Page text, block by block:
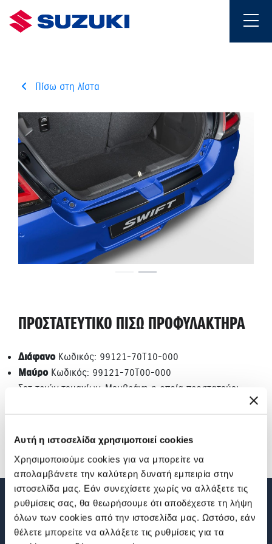
Αυτή η ιστοσελίδα χρησιμοποιεί cookies
Χρησιμοποιούμε cookies για να μπορείτε να
απολαμβάνετε την καλύτερη δυνατή εμπειρία στην
ιστοσελίδα μας. Εάν συνεχίσετε χωρίς να αλλάξετε τις
ρυθμίσεις σας, θα θεωρήσουμε ότι αποδέχεστε τη λήψη
όλων των cookies από την ιστοσελίδα μας. Ωστόσο, εάν
θέλετε μπορείτε να αλλάξετε τις ρυθμίσεις για τα
Πίσω στη λίστα
ΠΡΟΣΤΑΤΕΥΤΙΚΟ ΠΙΣΩ ΠΡΟΦΥΛΑΚΤΗΡΑ
ΔιάφανοΚωδικός: 99121-70T10-000
ΜαύροΚωδικός: 99121-70T00-000
Σετ τριών τεμαχίων, Μεμβράνη η οποία προστατεύει
NEWSLETTER